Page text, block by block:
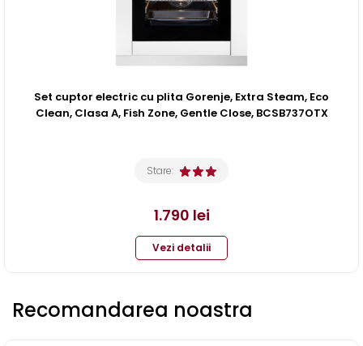
Set cuptor electric cu plita Gorenje, Extra Steam, Eco
Clean, Clasa A, Fish Zone, Gentle Close, BCSB737OTX
Stare:
1.790 lei
Vezi detalii
Recomandarea noastra